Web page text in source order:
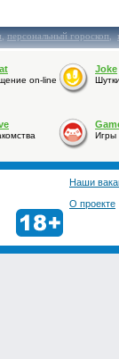
,персональный гороскоп,
on-line
Joke
Игры
Наши
О проекте